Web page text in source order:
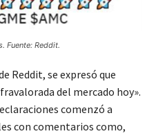
Fuente: Reddit.
Reddit, se expresó que
del mercado hoy».
comenzó a
con comentarios como,